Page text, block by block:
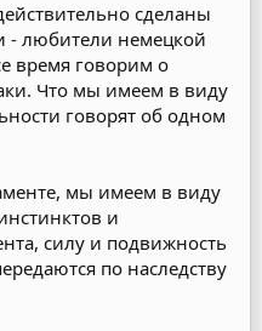
сделаны
любители немецкой
время говорим о
Что мы имеем в виду
говорят об одном
мы имеем в виду
и
силу и подвижность
по наследству